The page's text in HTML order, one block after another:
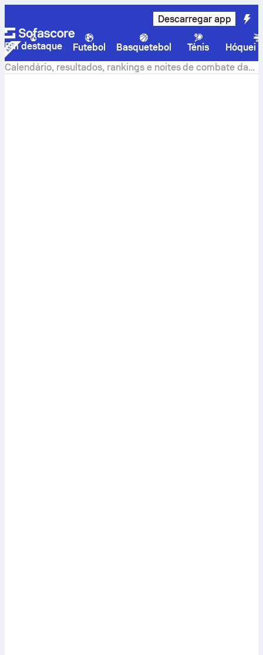
Descarregar app
Em destaque Futebol Basquetebol Ténis
Hóquei
Calendário, resultados, rankings e noites de combate da